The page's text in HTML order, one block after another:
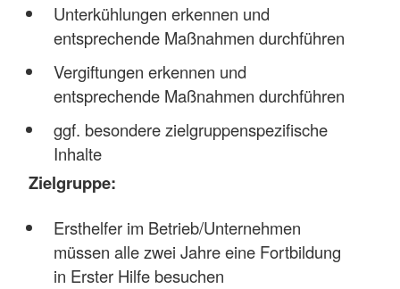
Unterkühlungen erkennen und
entsprechende Maßnahmen durchführen
Vergiftungen erkennen und
entsprechende Maßnahmen durchführen
ggf. besondere zielgruppenspezifische
Inhalte
Zielgruppe:
Ersthelfer im Betrieb/Unternehmen
müssen alle zwei Jahre eine Fortbildung
in Erster Hilfe besuchen